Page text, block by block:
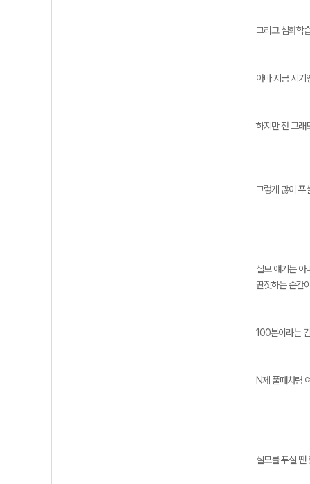
그리고 심화학
아마 지금 시기
하지만 전 그래
그렇게 많이 푸
실모 얘기는 아
딴짓하는 순간
100분이라는
N제 풀때처렴
실모를 푸실 땐